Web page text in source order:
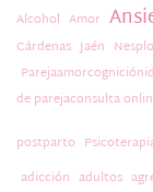
Alcohol Amor
Cárdenas Jaén
de parejaconsulta
postparto
adicción adultos